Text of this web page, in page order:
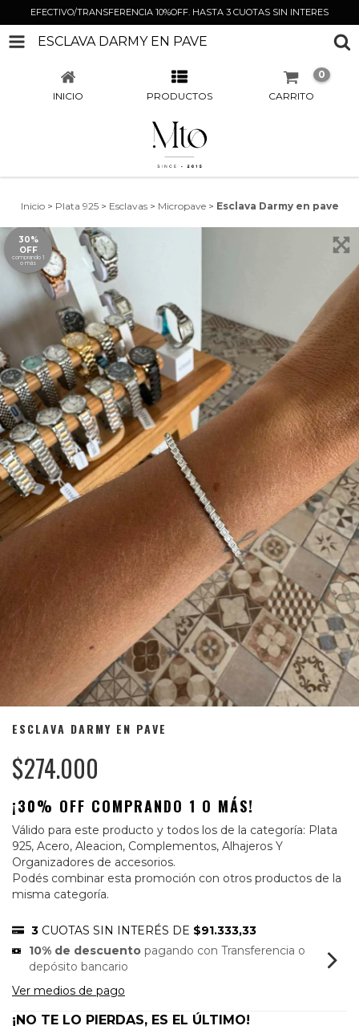
EFECTIVO/TRANSFERENCIA 10%OFF. HASTA 3 CUOTAS SIN INTERES
ESCLAVA DARMY EN PAVE
INICIO PRODUCTOS CARRITO
0
Inicio > Plata 925 > Esclavas > Micropave > Esclava Darmy en pave
30%
OFF
comprando 1
o más
ESCLAVA DARMY EN PAVE
$274.000
¡30% OFF COMPRANDO 1 O MÁS!
Válido para este producto y todos los de la categoría: Plata
925, Acero, Aleacion, Complementos, Alhajeros Y
Organizadores de accesorios.
Podés combinar esta promoción con otros productos de la
misma categoría.
3 CUOTAS SIN INTERÉS DE $91.333,33
10% de descuento pagando con Transferencia o
depósito bancario
Ver medios de pago
¡NO TE LO PIERDAS, ES EL ÚLTIMO!